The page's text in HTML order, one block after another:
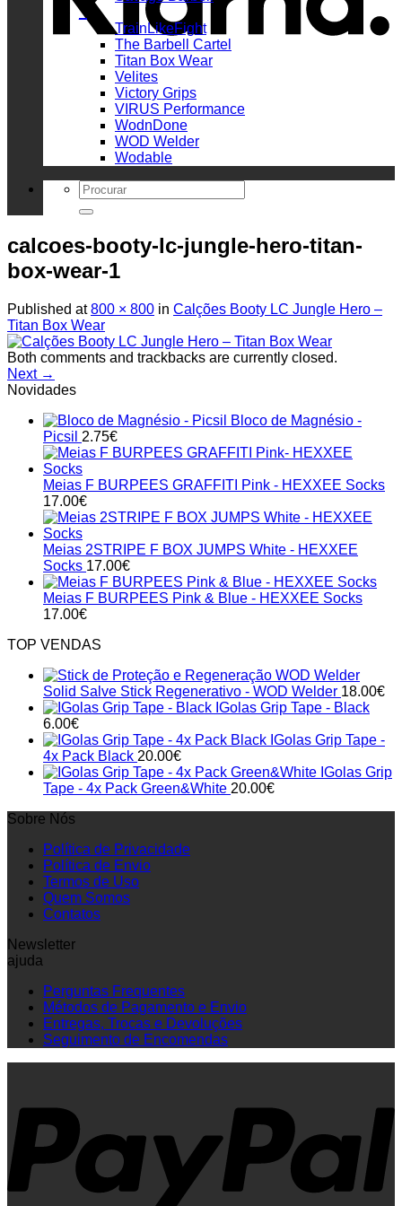
_
TrainLikeFight
The Barbell Cartel
Titan Box Wear
Velites
Victory Grips
VIRUS Performance
WodnDone
WOD Welder
Wodable
Search
for:
calcoes-booty-lc-jungle-hero-titan-
box-wear-1
Published at800 × 800 in Calções Booty LC Jungle Hero –
Titan Box Wear
Both comments and trackbacks are currently closed.
Next →
Novidades
Bloco de Magnésio -
Picsil 2.75€
Meias F BURPEES GRAFFITI Pink - HEXXEE Socks
17.00€
Meias 2STRIPE F BOX JUMPS White - HEXXEE
Socks 17.00€
Meias F BURPEES Pink & Blue - HEXXEE Socks
17.00€
TOP VENDAS
Solid Salve Stick Regenerativo - WOD Welder 18.00€
IGolas Grip Tape - Black
6.00€
IGolas Grip Tape -
4x Pack Black 20.00€
IGolas Grip
Tape - 4x Pack Green&White 20.00€
Sobre Nós
Política de Privacidade
Política de Envio
Termos de Uso
Quem Somos
Contatos
Newsletter
ajuda
Perguntas Frequentes
Métodos de Pagamento e Envio
Entregas, Trocas e Devoluções
Seguimento de Encomendas